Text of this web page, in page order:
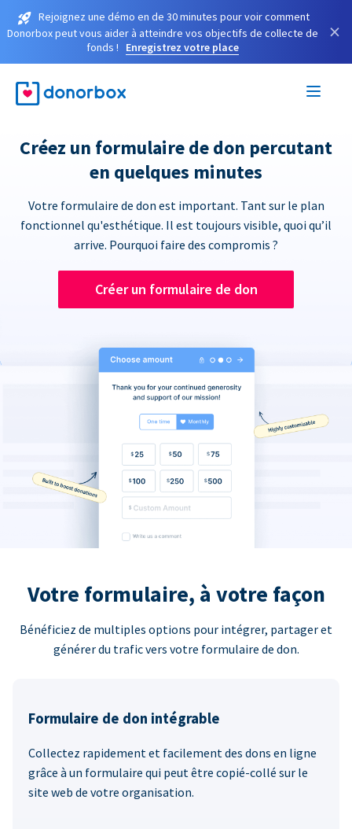
Rejoignez une démo en de 30 minutes pour voir comment
Donorbox peut vous aider à atteindre vos objectifs de collecte de
fonds !
Enregistrez votre place
×
Créez un formulaire de don percutant
en quelques minutes
Votre formulaire de don est important. Tant sur le plan
fonctionnel qu'esthétique. Il est toujours visible, quoi qu’il
arrive. Pourquoi faire des compromis ?
Créer un formulaire de don
Votre formulaire, à votre façon
Bénéficiez de multiples options pour intégrer, partager et
générer du trafic vers votre formulaire de don.
Formulaire de don intégrable
Collectez rapidement et facilement des dons en ligne
grâce à un formulaire qui peut être copié-collé sur le
site web de votre organisation.